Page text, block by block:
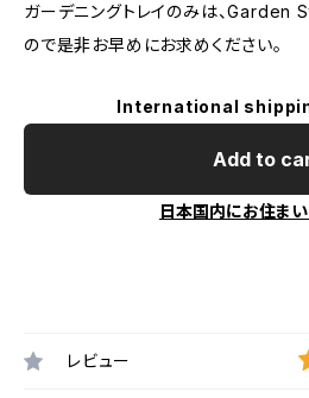
ガーデニングトレイのみは、Garden
ので是非お早めにお求めください。
International
Add to
日本国内にお住ま
レビュー